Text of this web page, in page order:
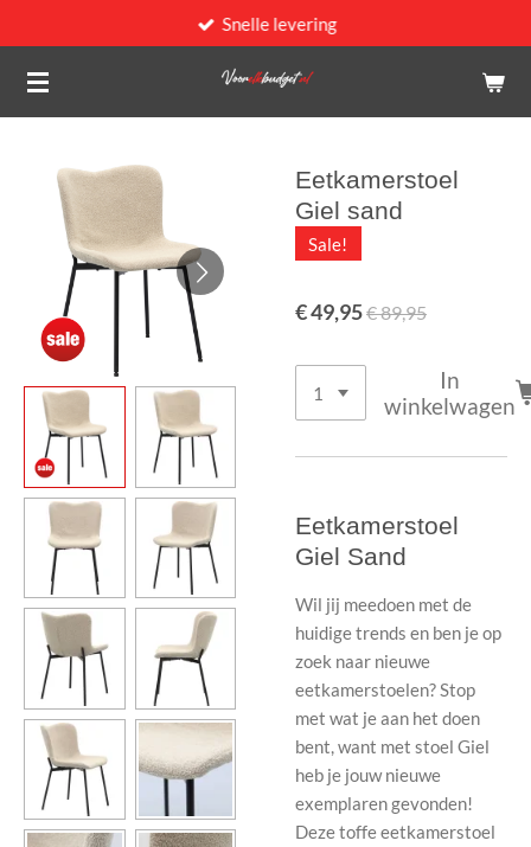
direct
naar
Snelle levering
Eetkamerstoel
Giel sand
Sale!
€ 49,95€ 89,95
In
winkelwagen
Eetkamerstoel
Giel Sand
Wil jij meedoen met de
huidige trends en ben je op
zoek naar nieuwe
eetkamerstoelen? Stop
met wat je aan het doen
bent, want met stoel Giel
heb je jouw nieuwe
exemplaren gevonden!
Deze toffe eetkamerstoel